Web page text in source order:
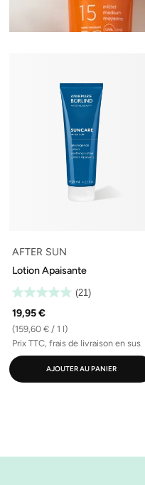
AFTER SUN
Lotion Apaisante
(21)
19,95 €
(159,60 € / 1 l)
Prix TTC, frais de livraison en sus
AJOUTER AU PANIER